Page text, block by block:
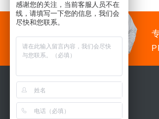
导航
感谢您的关注，当前客服人员不在
线，请填写一下您的信息，我们会
尽快和您联系。